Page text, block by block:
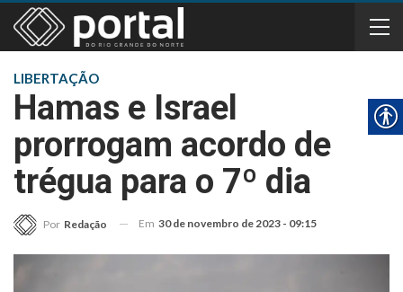
LIBERTAÇÃO
Hamas e Israel
prorrogam acordo de
trégua para o 7º dia
Por Redação Em 30 de novembro de 2023 - 09:15